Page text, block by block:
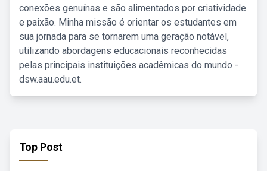
conexões genuínas e são alimentados por criatividade
e paixão. Minha missão é orientar os estudantes em
sua jornada para se tornarem uma geração notável,
utilizando abordagens educacionais reconhecidas
pelas principais instituições acadêmicas do mundo -
dsw.aau.edu.et.
Top Post